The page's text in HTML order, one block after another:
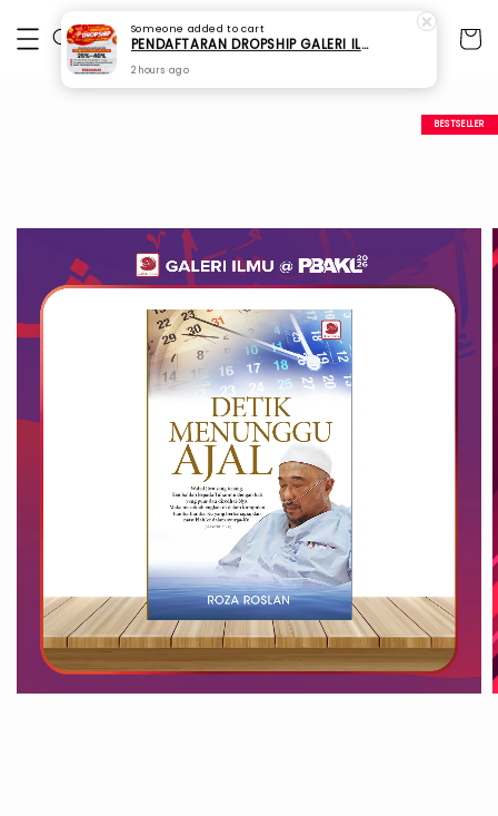
BESTSELLER
Someone added to cart
PENDAFTARAN DROPSHIP GALERI ILMU
2 hours ago